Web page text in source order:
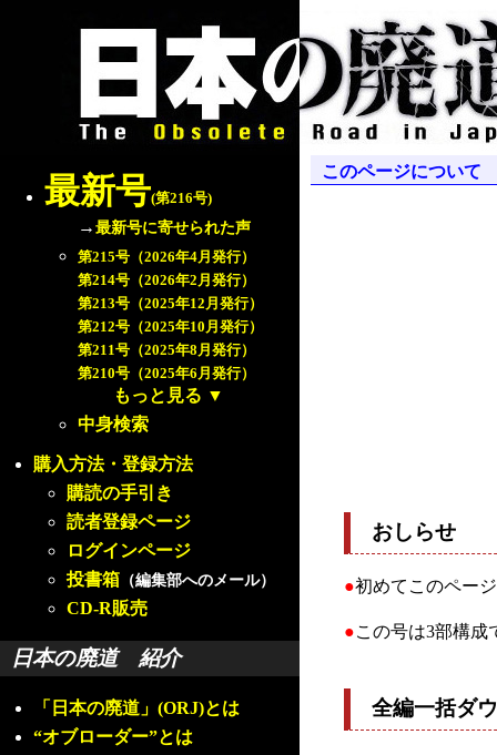
最新号(第216号)
→最新号に寄せられた声
第215号（2026年4月発行）
第214号（2026年2月発行）
第213号（2025年12月発行）
第212号（2025年10月発行）
第211号（2025年8月発行）
第210号（2025年6月発行）
もっと見る ▼
中身検索
購入方法・登録方法
購読の手引き
読者登録ページ
ログインページ
投書箱 （編集部へのメール）
CD-R販売
日本の廃道 紹介
「日本の廃道」(ORJ)とは
“オブローダー”とは
このページについて
おしらせ
●初めてこのペー
●この号は3部構成
全編一括ダ